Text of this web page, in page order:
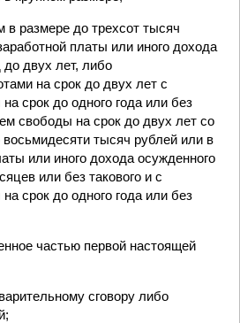
размере до трехсот тысяч
платы или иного дохода
до двух лет, либо
на срок до двух лет с
срок до одного года или без
свободы на срок до двух лет со
тысяч рублей или в
или иного дохода осужденного
или без такового и с
срок до одного года или без
частью первой настоящей
сговору либо